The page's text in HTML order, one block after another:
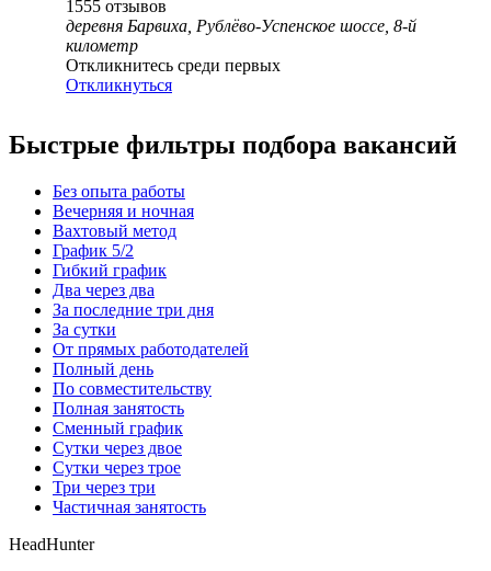
1555 отзывов
деревня Барвиха, Рублёво-Успенское шоссе, 8-й
километр
Откликнитесь среди первых
Откликнуться
Быстрые фильтры подбора вакансий
Без опыта работы
Вечерняя и ночная
Вахтовый метод
График 5/2
Гибкий график
Два через два
За последние три дня
За сутки
От прямых работодателей
Полный день
По совместительству
Полная занятость
Сменный график
Сутки через двое
Сутки через трое
Три через три
Частичная занятость
HeadHunter